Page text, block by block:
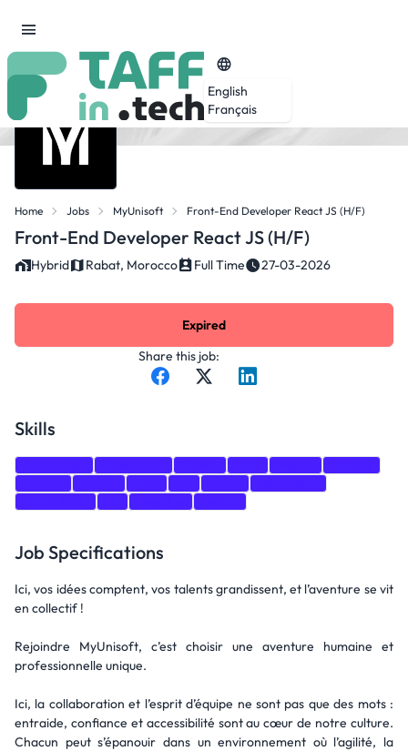
English
Français
Home Jobs MyUnisoft Front-End Developer React JS (H/F)
Front-End Developer React JS (H/F)
Hybrid Rabat, Morocco Full Time 27-03-2026
Share this job:
Expired
Skills
Job Specifications
Ici, vos idées comptent, vos talents grandissent, et l’aventure se vit
en collectif !
Rejoindre MyUnisoft, c’est choisir une aventure humaine et
professionnelle unique.
Ici, la collaboration et l’esprit d’équipe ne sont pas que des mots :
entraide, confiance et accessibilité sont au cœur de notre culture.
Chacun peut s’épanouir dans un environnement où l’agilité, la